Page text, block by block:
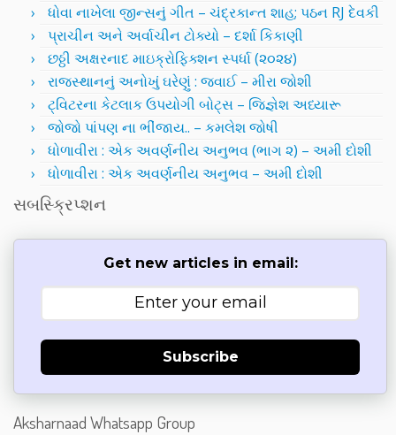
ધોવા નાખેલા જીન્સનું ગીત – ચંદ્રકાન્ત શાહ; પઠન RJ દેવકી
પ્રાચીન અને અર્વાચીન ટોક્યો – દર્શા કિકાણી
છઠ્ઠી અક્ષરનાદ માઇક્રોફિક્શન સ્પર્ધા (૨૦૨૪)
રાજસ્થાનનું અનોખું ઘરેણું : જવાઈ – મીરા જોશી
ટ્વિટરના કેટલાક ઉપયોગી બોટ્સ – જિજ્ઞેશ અધ્યારૂ
જોજો પાંપણ ના ભીંજાય.. – કમલેશ જોષી
ધોળાવીરા : એક અવર્ણનીય અનુભવ (ભાગ ૨) – અમી દોશી
ધોળાવીરા : એક અવર્ણનીય અનુભવ – અમી દોશી
સબસ્ક્રિપ્શન
Get new articles in email:
Subscribe
Aksharnaad Whatsapp Group